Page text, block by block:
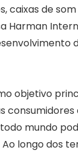
caixas de
Harman
objetivo
mundo
longo dos